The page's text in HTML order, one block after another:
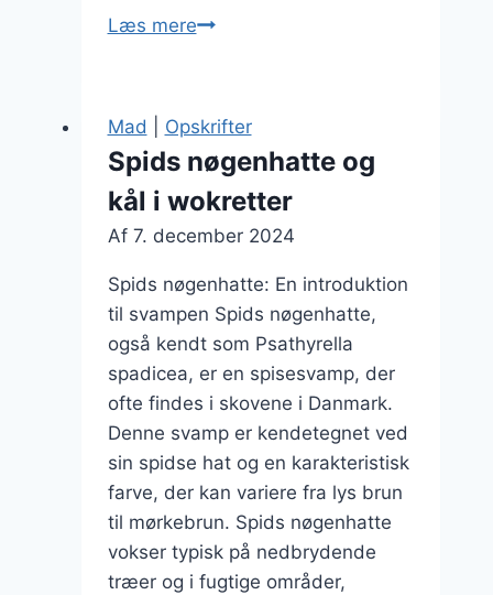
Læs mereSpisesvamp
Mad Opskrifter
Spids nøgenhatte og
kål i wokretter
Af 7. december 2024
Spids nøgenhatte: En introduktion
til svampen Spids nøgenhatte,
også kendt som Psathyrella
spadicea, er en spisesvamp, der
ofte findes i skovene i Danmark.
Denne svamp er kendetegnet ved
sin spidse hat og en karakteristisk
farve, der kan variere fra lys brun
til mørkebrun. Spids nøgenhatte
vokser typisk på nedbrydende
træer og i fugtige områder,